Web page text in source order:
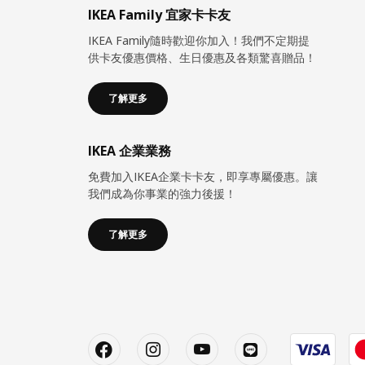
IKEA Family 宜家卡卡友
IKEA Family隨時歡迎你加入！我們不定期提
供卡友優惠價格、生日優惠及各類驚喜贈品！
了解更多
IKEA 企業業務
免費加入IKEA企業卡卡友，即享專屬優惠。讓
我們成為你事業的強力後援！
了解更多